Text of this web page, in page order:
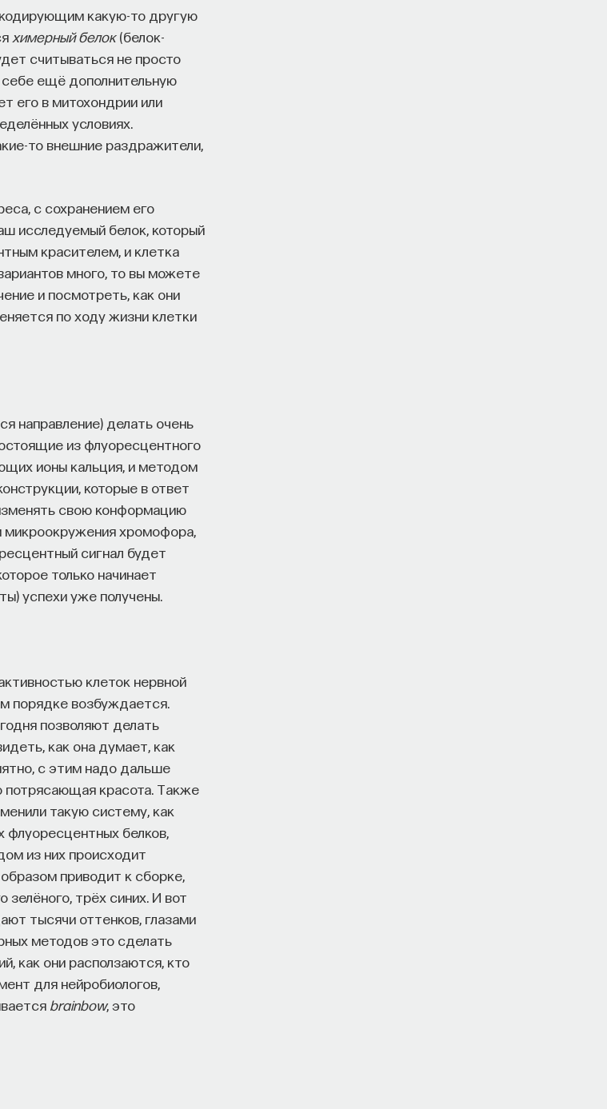
какую-то другую
химерный белок(белок-
считываться не просто
ещё дополнительную
его в митохондрии или
условиях.
то внешние раздражители,
с сохранением его
исследуемый белок, который
красителем, и клетка
много, то вы можете
и посмотреть, как они
по ходу жизни клетки
направление) делать очень
из флуоресцентного
ионы кальция, и методом
которые в ответ
свою конформацию
микроокружения хромофора,
сигнал будет
только начинает
успехи уже получены.
клеток нервной
порядке возбуждается.
позволяют делать
как она думает, как
с этим надо дальше
потрясающая красота. Также
такую систему, как
флуоресцентных белков,
из них происходит
приводит к сборке,
зелёного, трёх синих. И вот
тысячи оттенков, глазами
методов это сделать
как они расползаются, кто
для нейробиологов,
brainbow, это